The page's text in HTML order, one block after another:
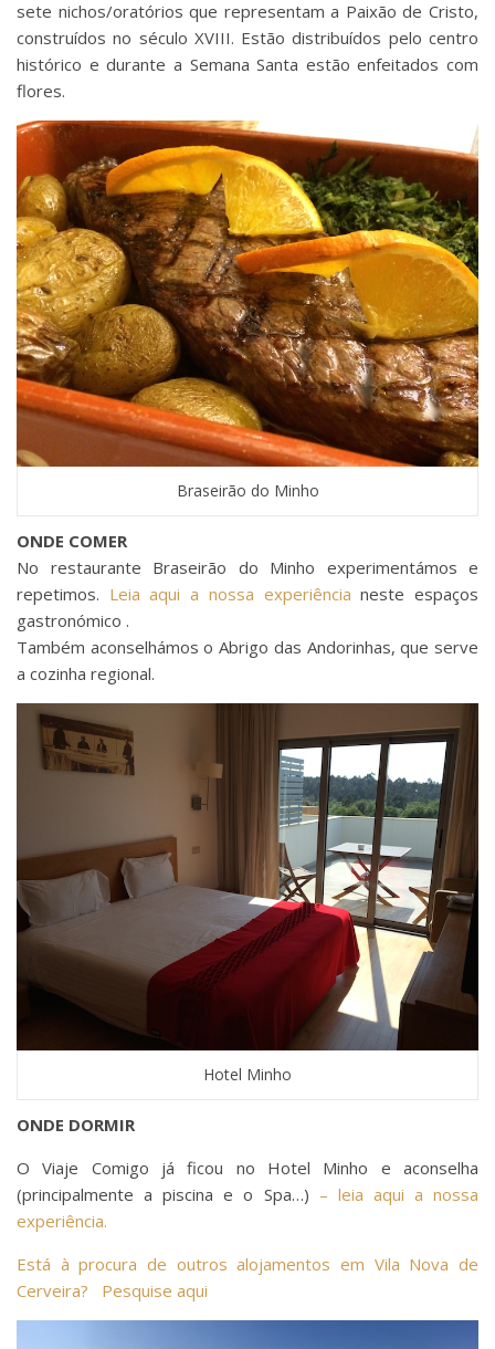
sete nichos/oratórios que representam a Paixão de Cristo,
construídos no século XVIII. Estão distribuídos pelo centro
histórico e durante a Semana Santa estão enfeitados com
flores.
Braseirão do Minho
ONDE COMER
No restaurante Braseirão do Minho experimentámos e
repetimos. Leia aqui a nossa experiência neste espaços
gastronómico .
Também aconselhámos o Abrigo das Andorinhas, que serve
a cozinha regional.
Hotel Minho
ONDE DORMIR
O Viaje Comigo já ficou no Hotel Minho e aconselha
(principalmente a piscina e o Spa…) – leia aqui a nossa
experiência.
Está à procura de outros alojamentos em Vila Nova de
Cerveira?
Pesquise aqui